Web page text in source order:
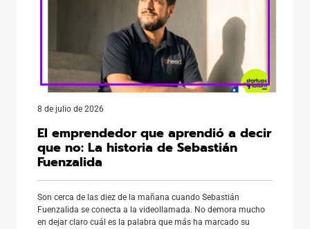
8 de julio de 2026
El emprendedor que aprendió a decir
que no: La historia de Sebastián
Fuenzalida
Son cerca de las diez de la mañana cuando Sebastián
Fuenzalida se conecta a la videollamada. No demora mucho
en dejar claro cuál es la palabra que más ha marcado su